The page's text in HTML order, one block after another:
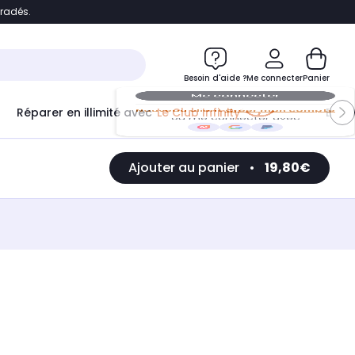
Accéder directement au chatbot
Besoin d'aide ?Me connecter
Me connecter
Nouveau clientCréer mon compte
ou me connecter avec
Panier
Réparer en illimité avec Le Club Infinity
Ajouter au panier • 19,80€